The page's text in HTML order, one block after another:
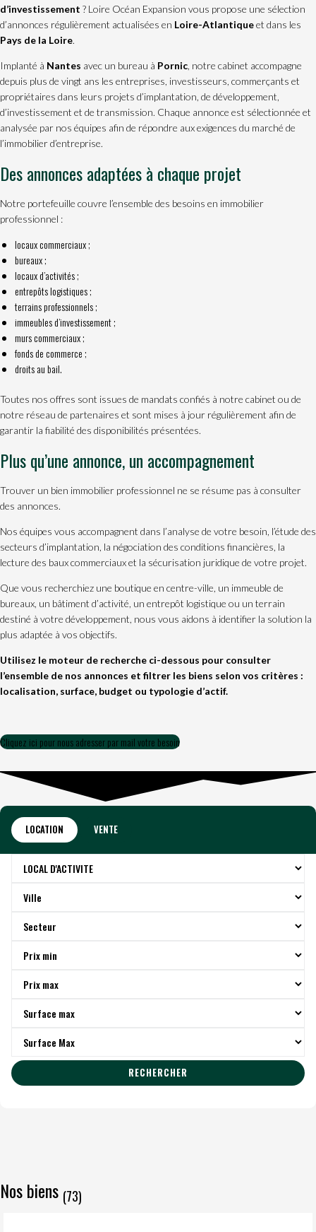
d’investissement ? Loire Océan Expansion vous propose une sélection
d’annonces régulièrement actualisées en Loire-Atlantiqueet dans les
Pays de la Loire.
Implanté à Nantes avec un bureau à Pornic , notre cabinet accompagne
depuis plus de vingt ans les entreprises, investisseurs, commerçants et
propriétaires dans leurs projets d’implantation, de développement,
d’investissement et de transmission. Chaque annonce est sélectionnée et
analysée par nos équipes afin de répondre aux exigences du marché de
l’immobilier d’entreprise.
Des annonces adaptées à chaque projet
Notre portefeuille couvre l’ensemble des besoins en immobilier
professionnel :
locaux commerciaux;
bureaux ;
locaux d’activités ;
entrepôts logistiques ;
terrains professionnels ;
immeubles d’investissement ;
murs commerciaux ;
fonds de commerce ;
droits au bail.
Toutes nos offres sont issues de mandats confiés à notre cabinet ou de
notre réseau de partenaires et sont mises à jour régulièrement afin de
garantir la fiabilité des disponibilités présentées.
Plus qu’une annonce, un accompagnement
Trouver un bien immobilier professionnel ne se résume pas à consulter
des annonces.
Nos équipes vous accompagnent dans l’analyse de votre besoin, l’étude des
secteurs d’implantation, la négociation des conditions financières, la
lecture des baux commerciaux et la sécurisation juridique de votre projet.
Que vous recherchiez une boutique en centre-ville, un immeuble de
bureaux, un bâtiment d’activité, un entrepôt logistique ou un terrain
destiné à votre développement, nous vous aidons à identifier la solution la
plus adaptée à vos objectifs.
Utilisez le moteur de recherche ci-dessous pour consulter
l’ensemble de nos annonces et filtrer les biens selon vos critères :
localisation, surface, budget ou typologie d’actif.
Cliquez ici pour nous adresser par mail votre besoin
LOCATION VENTE
RECHERCHER
Nos biens (73)